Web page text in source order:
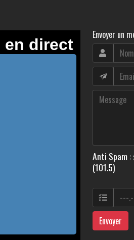
Envoyer un
Anti Spam
(101.5)
Envoyer